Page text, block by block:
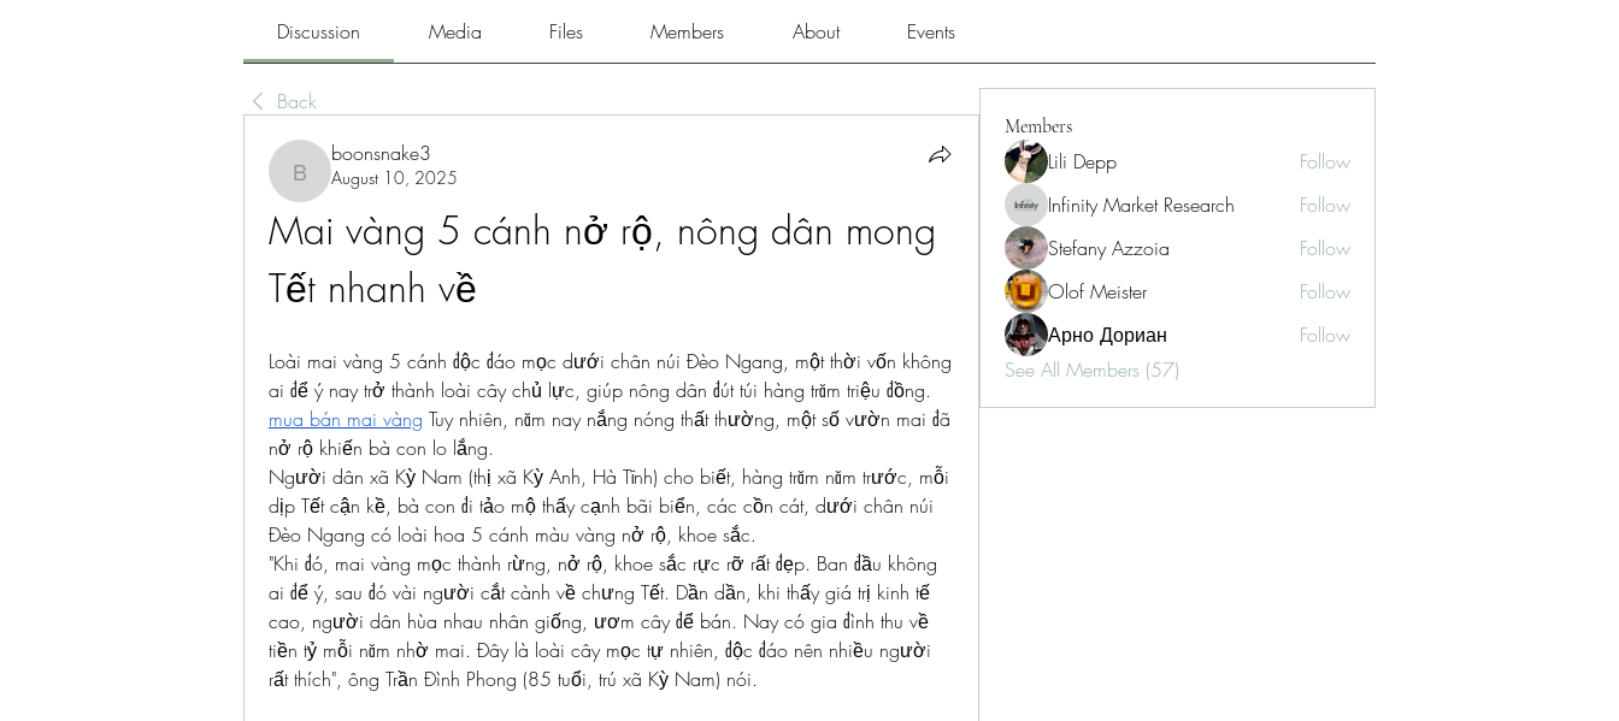
Discussion Media Files Members About Events
Back
boonsnake3
boonsnake3
August 10, 2025
Mai vàng 5 cánh nở rộ, nông dân mong
Tết nhanh về
Loài mai vàng 5 cánh độc đáo mọc dưới chân núi Đèo Ngang, một thời vốn không
mua bán mai vàng Tuy nhiên, năm nay nắng nóng thất thường, một số vườn mai đã
nở rộ khiến bà con lo lắng.
Người dân xã Kỳ Nam (thị xã Kỳ Anh, Hà Tĩnh) cho biết, hàng trăm năm trước, mỗi
dịp Tết cận kề, bà con đi tảo mộ thấy cạnh bãi biển, các cồn cát, dưới chân núi
Đèo Ngang có loài hoa 5 cánh màu vàng nở rộ, khoe sắc.
"Khi đó, mai vàng mọc thành rừng, nở rộ, khoe sắc rực rỡ rất đẹp. Ban đầu không
ai để ý, sau đó vài người cắt cành về chưng Tết. Dần dần, khi thấy giá trị kinh tế
cao, người dân hùa nhau nhân giống, ươm cây để bán. Nay có gia đình thu về
tiền tỷ mỗi năm nhờ mai. Đây là loài cây mọc tự nhiên, độc đáo nên nhiều người
rất thích", ông Trần Đình Phong (85 tuổi, trú xã Kỳ Nam) nói.
Members
Lili Depp
Follow
Infinity Market Research
Follow
Stefany Azzoia
Follow
Olof Meister
Follow
Арно Дориан
Follow
See All Members (57)